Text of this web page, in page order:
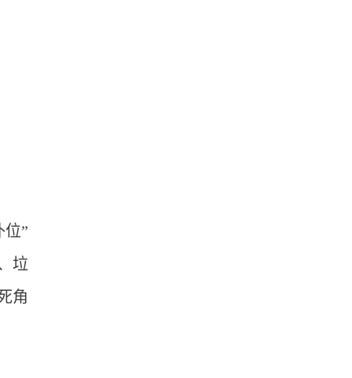
”
垃
角